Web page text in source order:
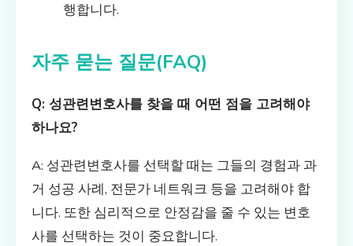
행합니다.
자주 묻는 질문(FAQ)
Q: 성관련변호사를 찾을 때 어떤 점을 고려해야
하나요?
A: 성관련변호사를 선택할 때는 그들의 경험과 과
거 성공 사례, 전문가 네트워크 등을 고려해야 합
니다. 또한 심리적으로 안정감을 줄 수 있는 변호
사를 선택하는 것이 중요합니다.